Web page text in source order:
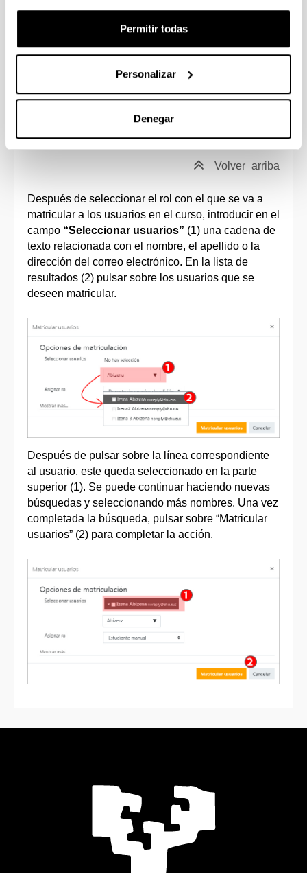
Permitir todas
Personalizar
Denegar
Volver arriba
Después de seleccionar el rol con el que se va a
matricular a los usuarios en el curso, introducir en el
campo “Seleccionar usuarios” (1) una cadena de
texto relacionada con el nombre, el apellido o la
dirección del correo electrónico. En la lista de
resultados (2) pulsar sobre los usuarios que se
deseen matricular.
Después de pulsar sobre la línea correspondiente
al usuario, este queda seleccionado en la parte
superior (1). Se puede continuar haciendo nuevas
búsquedas y seleccionando más nombres. Una vez
completada la búsqueda, pulsar sobre “Matricular
usuarios” (2) para completar la acción.